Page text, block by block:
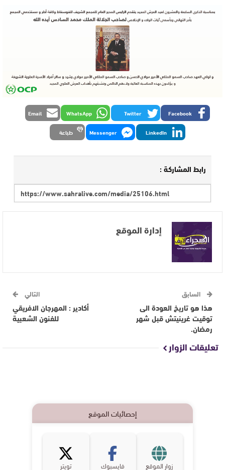
Facebook
Twitter
WhatsApp
Email
LinkedIn
Messenger طباعة
رابط المشاركة :
إدارة الموقع
السابق
هذا هو تاريخ العودة الى
توقيت غرينيتش قبل شهر
رمضان.
التالي
أكادير : المهرجان الافريقي
للفنون الشعبية
تعليقات الزوار
إحصائيات الموقع
زوار الموقع فايسبوك تويتر